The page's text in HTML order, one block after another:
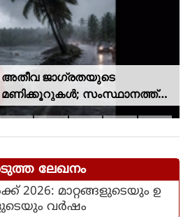
അതീവ ജാഗ്രതയുടെ
മണിക്കൂറുകൾ; സംസ്ഥാനത്ത്
റെഡ് അലർട്ട്, ശക്തമായ
ലേഖനം
2026: മാറ്റങ്ങളുടെയും ഉ
വർഷം